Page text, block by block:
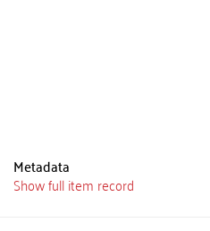
Metadata
Show full item record